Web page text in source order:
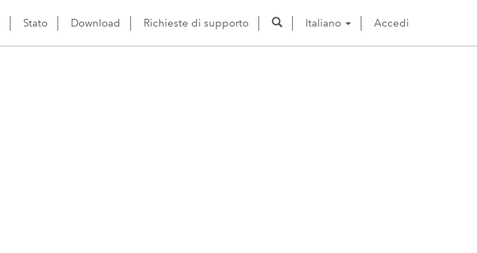
Stato Download Richieste di supporto Italiano Accedi